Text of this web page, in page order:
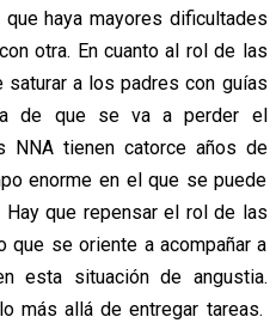
haya mayores dificultades
otra. En cuanto al rol de las
a los padres con guías
de que se va a perder el
NNA tienen catorce años de
enorme en el que se puede
que repensar el rol de las
se oriente a acompañar a
esta situación de angustia.
más allá de entregar tareas.